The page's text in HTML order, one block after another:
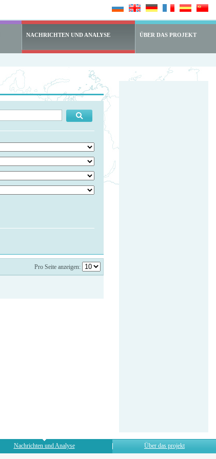
NACHRICHTEN UND ANALYSE ÜBER DAS PROJEKT
Pro Seite anzeigen:
Nachrichten und Analyse Über das projekt